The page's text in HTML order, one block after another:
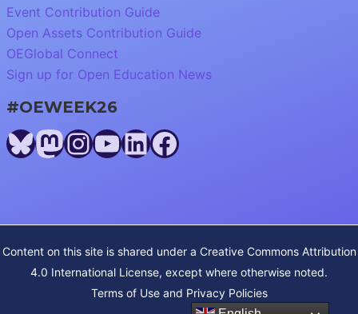
Event Contribution Guide
Open Assets Contribution Guide
OEGlobal Connect
Sign up for Open Education News
#OEWEEK26
Bluesky
Mastodon
Instagram
YouTube
LinkedIn
Facebook
Content on this site is shared under a Creative Commons Attribution
4.0 International License, except where otherwise noted.
Terms of Use and Privacy Policies